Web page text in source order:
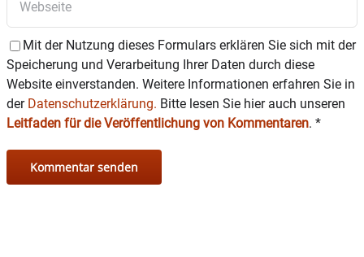
erforderlich unter 08031 / 619940
Mit der Nutzung dieses Formulars erklären Sie sich mit der
Speicherung und Verarbeitung Ihrer Daten durch diese
Website einverstanden. Weitere Informationen erfahren Sie in
der Datenschutzerklärung. Bitte lesen Sie hier auch unseren
Leitfaden für die Veröffentlichung von Kommentaren. *